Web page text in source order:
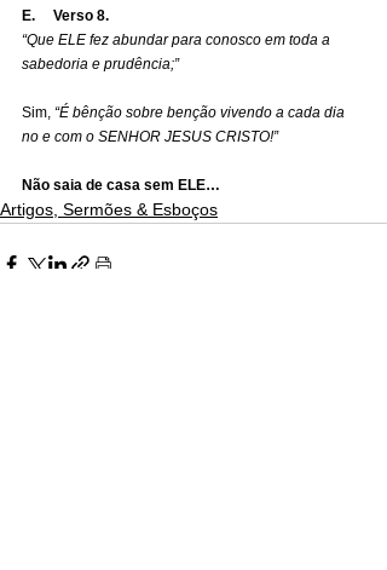
E.     Verso 8.
“Que ELE fez abundar para conosco em toda a
sabedoria e prudência;”
Sim, “É bênção sobre benção vivendo a cada dia
no e com o SENHOR JESUS CRISTO!”
Não saia de casa sem ELE…
Artigos, Sermões & Esboços